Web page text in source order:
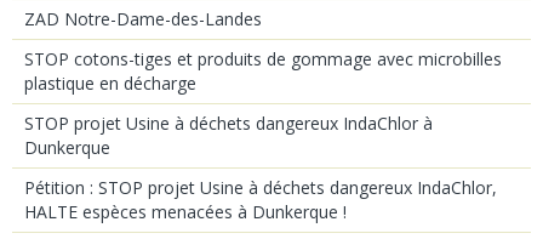
ZAD Notre-Dame-des-Landes
STOP cotons-tiges et produits de gommage avec microbilles
plastique en décharge
STOP projet Usine à déchets dangereux IndaChlor à
Dunkerque
Pétition : STOP projet Usine à déchets dangereux IndaChlor,
HALTE espèces menacées à Dunkerque !